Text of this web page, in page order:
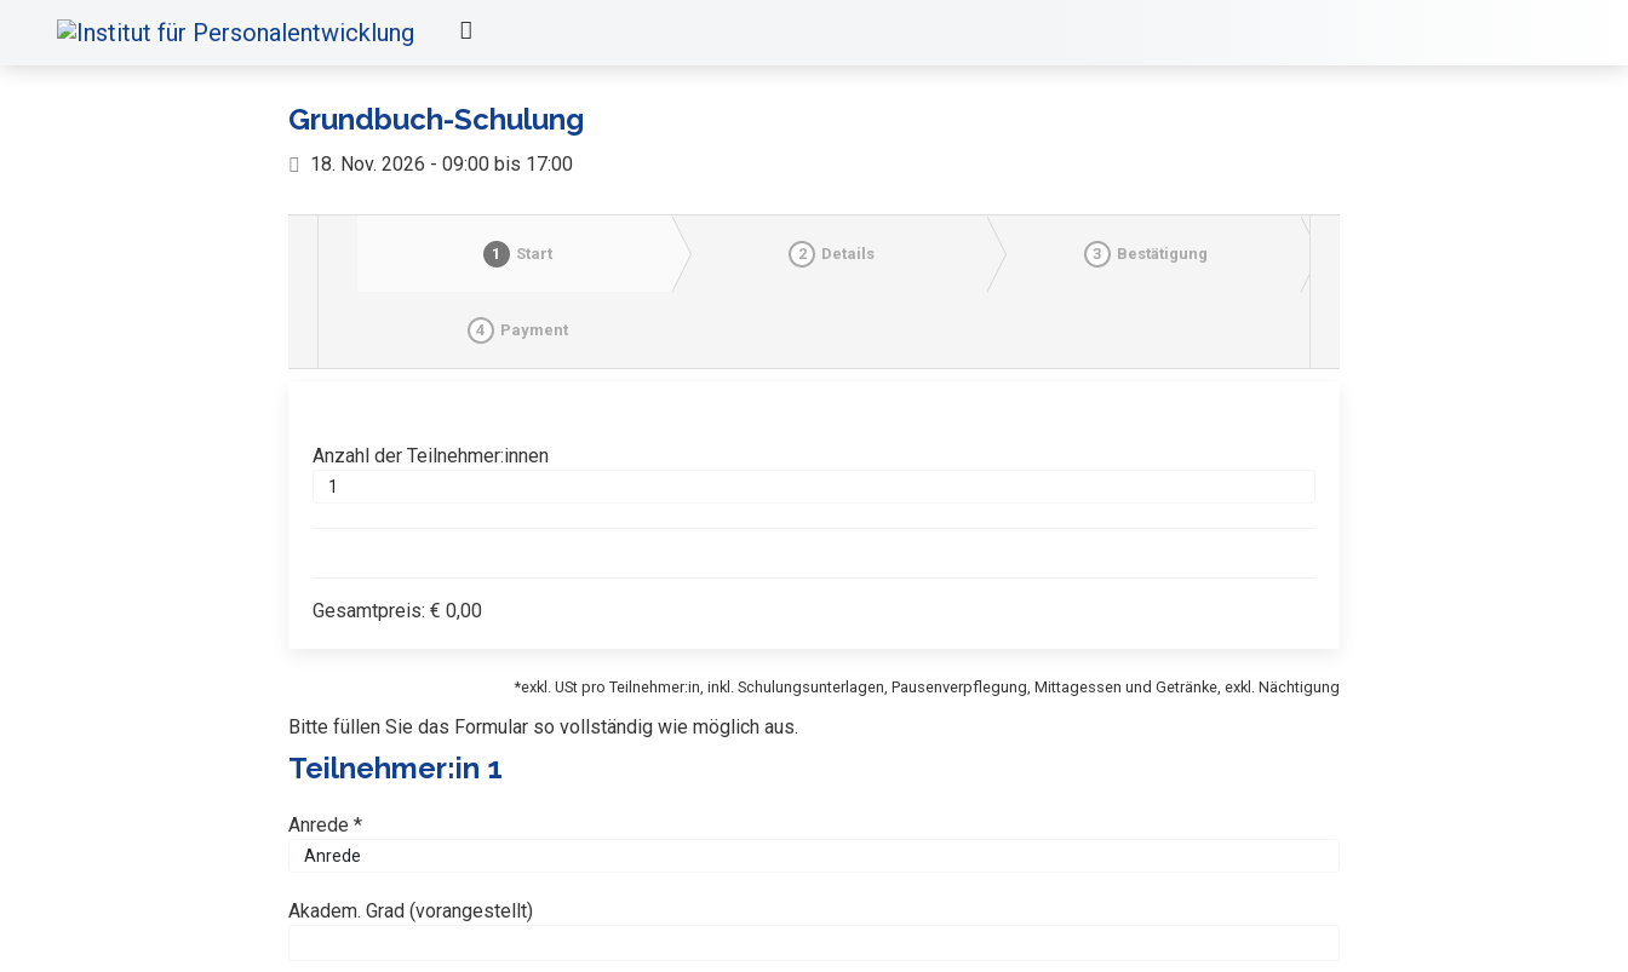
Grundbuch-Schulung
18. Nov. 2026 - 09:00 bis 17:00
1 Start 2 Details 3 Bestätigung
4 Payment
Anzahl der Teilnehmer:innen
Gesamtpreis: € 0,00
*exkl. USt pro Teilnehmer:in, inkl. Schulungsunterlagen, Pausenverpflegung, Mittagessen und Getränke, exkl. Nächtigung
Bitte füllen Sie das Formular so vollständig wie möglich aus.
Teilnehmer:in 1
Anrede *
Akadem. Grad (vorangestellt)